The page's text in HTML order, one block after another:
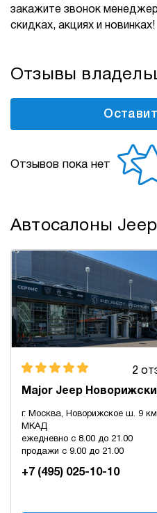
закажите звонок
скидках, акциях и новинках!
Отзывы
Отзывов пока нет
Автосалоны Jeep
2
Major Jeep
г. Москва, Новорижское ш. 9
МКАД
ежедневно с 8.00 до 21.00
продажи с 9.00 до 21.00
+7 (495) 025-10-10